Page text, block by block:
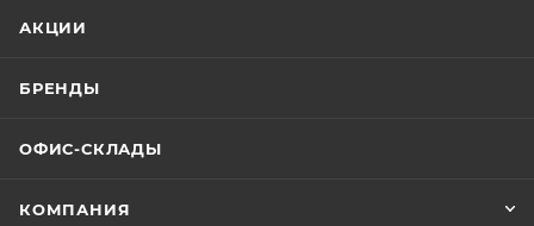
АКЦИИ
БРЕНДЫ
ОФИС-СКЛАДЫ
КОМПАНИЯ